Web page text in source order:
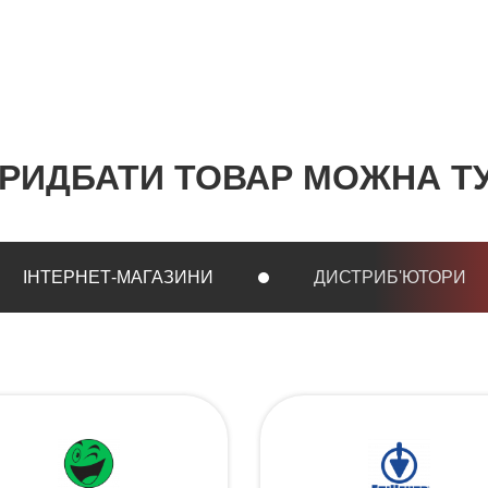
ТОВАР МОЖНА
ІНТЕРНЕТ-МАГАЗИНИ ДИСТРИБ'ЮТОРИ